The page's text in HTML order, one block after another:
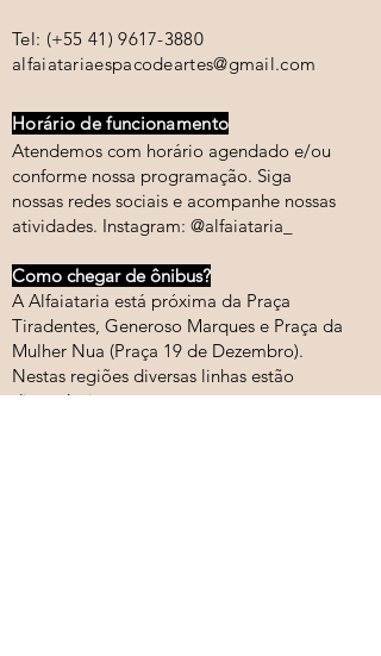
Tel: (+55 41) 9617-3880
alfaiatariaespacodeartes@gmail.com
Horário de funcionamento
Atendemos com horário agendado e/ou
conforme nossa programação. Siga
nossas redes sociais e acompanhe nossas
atividades. Instagram: @alfaiataria_
Como chegar de ônibus?
A Alfaiataria está próxima da Praça
Tiradentes, Generoso Marques e Praça da
Mulher Nua (Praça 19 de Dezembro).
Nestas regiões diversas linhas estão
disponíveis.